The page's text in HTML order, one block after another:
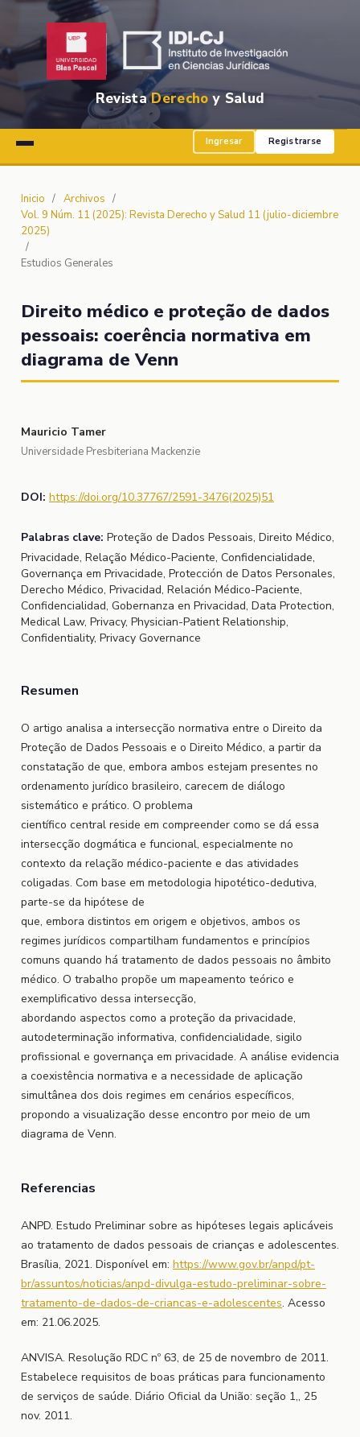
RevistaDerecho y Salud
Ingresar Registrarse
Inicio / Archivos /
Vol. 9 Núm. 11 (2025): Revista Derecho y Salud 11 (julio-diciembre
2025)
/
Estudios Generales
Direito médico e proteção de dados
pessoais: coerência normativa em
diagrama de Venn
Mauricio Tamer
Universidade Presbiteriana Mackenzie
DOI: https://doi.org/10.37767/2591-3476(2025)51
Palabras clave: Proteção de Dados Pessoais, Direito Médico,
Privacidade, Relação Médico-Paciente, Confidencialidade,
Governança em Privacidade, Protección de Datos Personales,
Derecho Médico, Privacidad, Relación Médico-Paciente,
Confidencialidad, Gobernanza en Privacidad, Data Protection,
Medical Law, Privacy, Physician-Patient Relationship,
Confidentiality, Privacy Governance
Resumen
O artigo analisa a intersecção normativa entre o Direito da
Proteção de Dados Pessoais e o Direito Médico, a partir da
constatação de que, embora ambos estejam presentes no
ordenamento jurídico brasileiro, carecem de diálogo
sistemático e prático. O problema
científico central reside em compreender como se dá essa
intersecção dogmática e funcional, especialmente no
contexto da relação médico-paciente e das atividades
coligadas. Com base em metodologia hipotético-dedutiva,
parte-se da hipótese de
que, embora distintos em origem e objetivos, ambos os
regimes jurídicos compartilham fundamentos e princípios
comuns quando há tratamento de dados pessoais no âmbito
médico. O trabalho propõe um mapeamento teórico e
exemplificativo dessa intersecção,
abordando aspectos como a proteção da privacidade,
autodeterminação informativa, confidencialidade, sigilo
profissional e governança em privacidade. A análise evidencia
a coexistência normativa e a necessidade de aplicação
simultânea dos dois regimes em cenários específicos,
propondo a visualização desse encontro por meio de um
diagrama de Venn.
Referencias
ANPD. Estudo Preliminar sobre as hipóteses legais aplicáveis
ao tratamento de dados pessoais de crianças e adolescentes.
Brasília, 2021. Disponível em: https://www.gov.br/anpd/pt-
br/assuntos/noticias/anpd-divulga-estudo-preliminar-sobre-
tratamento-de-dados-de-criancas-e-adolescentes. Acesso
em: 21.06.2025.
ANVISA. Resolução RDC nº 63, de 25 de novembro de 2011.
Estabelece requisitos de boas práticas para funcionamento
de serviços de saúde. Diário Oficial da União: seção 1,, 25
nov. 2011.